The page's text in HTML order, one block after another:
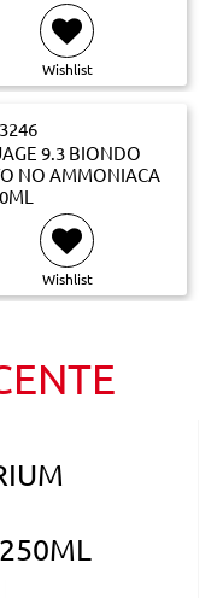
Wishlist
9.3 BIONDO
NO AMMONIACA
Wishlist